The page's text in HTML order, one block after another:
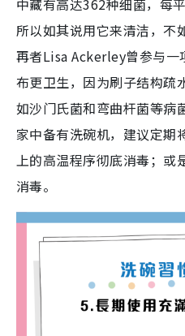
中藏有高达362种细菌，每
所以如其说用它来清洁，不
再者Lisa Ackerley曾参与一
布更卫生，因为刷子结构疏
如沙门氏菌和弯曲杆菌等病
家中备有洗碗机，建议定期
上的高温程序彻底消毒；或
消毒。